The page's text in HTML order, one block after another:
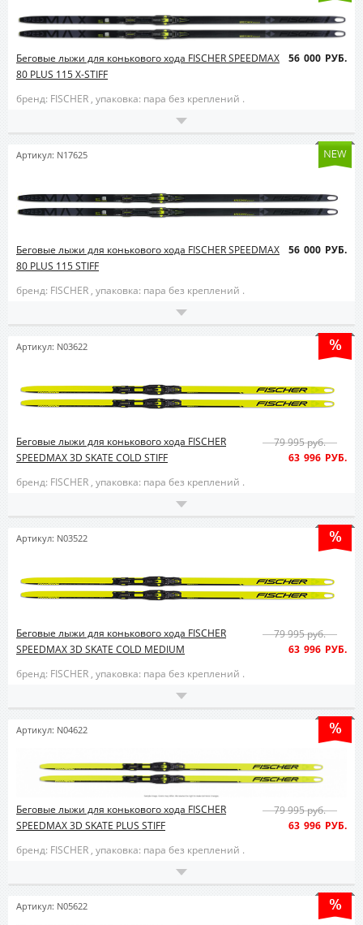
56 000 РУБ.
Беговые лыжи для конькового хода FISCHER SPEEDMAX
80 PLUS 115 X-STIFF
бренд: FISCHER , упаковка: пара без креплений .
Артикул: N17625
56 000 РУБ.
Беговые лыжи для конькового хода FISCHER SPEEDMAX
80 PLUS 115 STIFF
бренд: FISCHER , упаковка: пара без креплений .
Артикул: N03622
79 995 руб.
63 996 РУБ.
Беговые лыжи для конькового хода FISCHER
SPEEDMAX 3D SKATE COLD STIFF
бренд: FISCHER , упаковка: пара без креплений .
Артикул: N03522
79 995 руб.
63 996 РУБ.
Беговые лыжи для конькового хода FISCHER
SPEEDMAX 3D SKATE COLD MEDIUM
бренд: FISCHER , упаковка: пара без креплений .
Артикул: N04622
79 995 руб.
63 996 РУБ.
Беговые лыжи для конькового хода FISCHER
SPEEDMAX 3D SKATE PLUS STIFF
бренд: FISCHER , упаковка: пара без креплений .
Артикул: N05622